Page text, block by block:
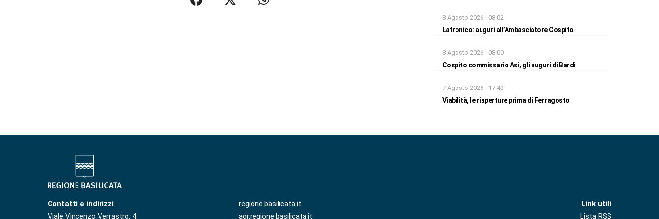
8 Agosto 2026 - 08:02
Latronico: auguri all’Ambasciatore Cospito
8 Agosto 2026 - 08:00
Cospito commissario Asi, gli auguri di Bardi
7 Agosto 2026 - 17:43
Viabilità, le riaperture prima di Ferragosto
Contatti e indirizzi
Viale Vincenzo Verrastro, 4
regione.basilicata.it
agr.regione.basilicata.it
Link utili
Lista RSS